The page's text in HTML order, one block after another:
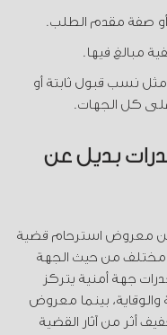
أو صفة مقدم الطلب.
مبالغ فيها.
نسب قبول ثابتة أو
على كل الجهات.
بديل عن
عن معروض استرحام قضية
مختلف من حيث الجهة
جهة أمنية يتركز
بينما معروض
أثر من آثار القضية